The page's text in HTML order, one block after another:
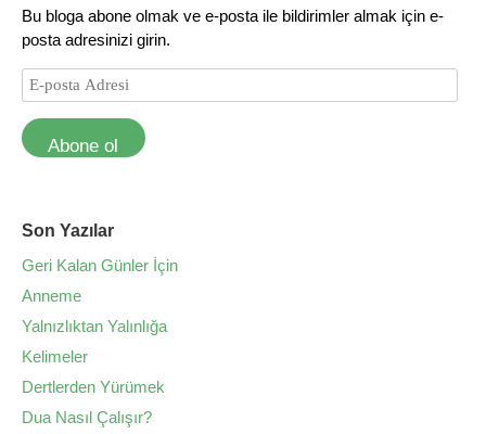
Bu bloga abone olmak ve e-posta ile bildirimler almak için e-
posta adresinizi girin.
Abone ol
Son Yazılar
Geri Kalan Günler İçin
Anneme
Yalnızlıktan Yalınlığa
Kelimeler
Dertlerden Yürümek
Dua Nasıl Çalışır?